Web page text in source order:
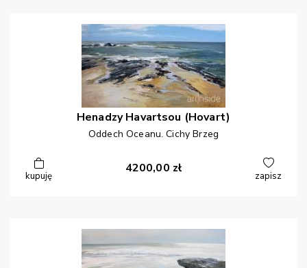
Henadzy Havartsou (Hovart)
Oddech Oceanu. Cichy Brzeg
kupuję
4200,00 zł
zapisz